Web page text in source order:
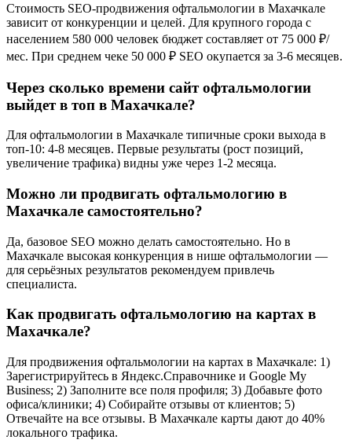
Стоимость SEO-продвижения офтальмологии в Махачкале
зависит от конкуренции и целей. Для крупного города с
населением 580 000 человек бюджет составляет от 75 000 ₽/
мес. При среднем чеке 50 000 ₽ SEO окупается за 3-6 месяцев.
Через сколько времени сайт офтальмологии
выйдет в топ в Махачкале?
Для офтальмологии в Махачкале типичные сроки выхода в
топ-10: 4-8 месяцев. Первые результаты (рост позиций,
увеличение трафика) видны уже через 1-2 месяца.
Можно ли продвигать офтальмологию в
Махачкале самостоятельно?
Да, базовое SEO можно делать самостоятельно. Но в
Махачкале высокая конкуренция в нише офтальмологии —
для серьёзных результатов рекомендуем привлечь
специалиста.
Как продвигать офтальмологию на картах в
Махачкале?
Для продвижения офтальмологии на картах в Махачкале: 1)
Зарегистрируйтесь в Яндекс.Справочнике и Google My
Business; 2) Заполните все поля профиля; 3) Добавьте фото
офиса/клиники; 4) Собирайте отзывы от клиентов; 5)
Отвечайте на все отзывы. В Махачкале карты дают до 40%
локального трафика.